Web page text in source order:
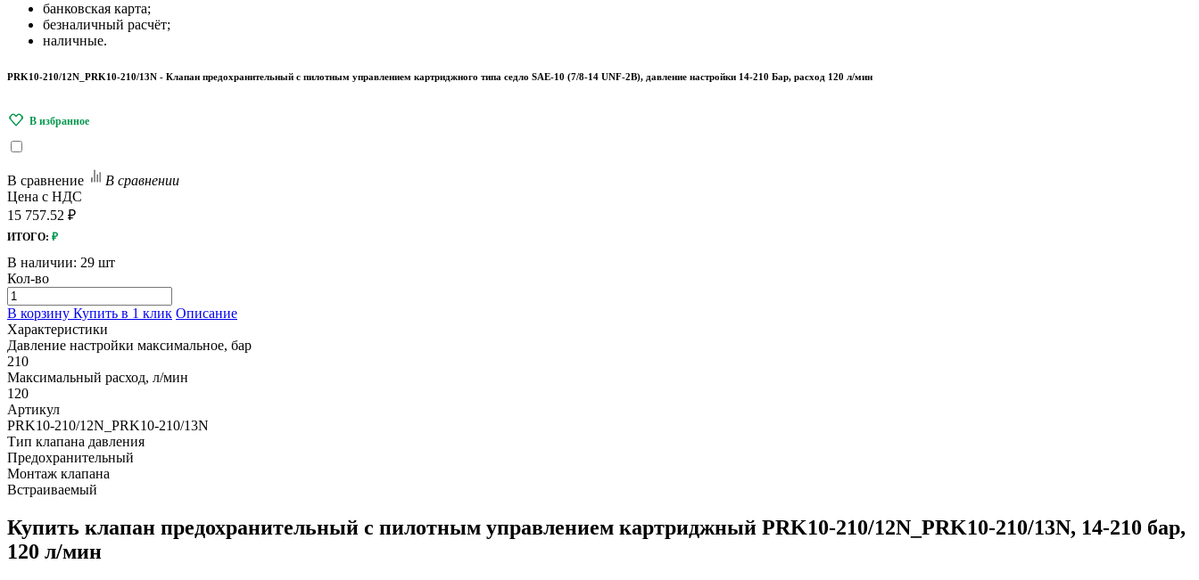
банковская карта;
безналичный расчёт;
наличные.
PRK10-210/12N_PRK10-210/13N - Клапан предохранительный с пилотным управлением картриджного типа седло SAE-10 (7/8-14 UNF-2B), давление настройки 14-210 Бар, расход 120 л/мин
В сравнение
В сравнении
Цена с НДС
15 757.52 ₽
ИТОГО: ₽
В наличии: 29 шт
Кол-во
В корзину Купить в 1 клик Описание
Характеристики
Давление настройки максимальное, бар
210
Максимальный расход, л/мин
120
Артикул
PRK10-210/12N_PRK10-210/13N
Тип клапана давления
Предохранительный
Монтаж клапана
Встраиваемый
Купить клапан предохранительный с пилотным управлением картриджный PRK10-210/12N_PRK10-210/13N, 14-210 бар,
120 л/мин